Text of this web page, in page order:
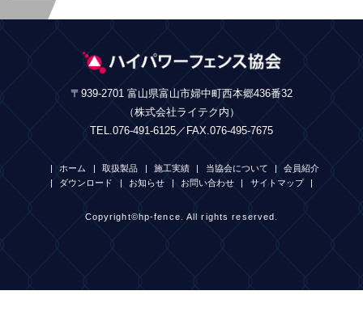
〒939-2701 富山県富山市婦中町西本郷436番32
（株式会社ライテク内）
TEL.076-491-6125／FAX.076-495-7675
ホーム 取扱製品 施工実績 当協会について
会員紹介
ダウンロード
お知らせ お問い合わせ サイトマップ
Copyright©hp-fence. All rights reserved.